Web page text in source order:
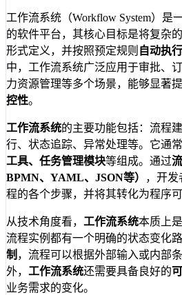
工作流系统（Workflow System）是
的软件平台，其核心目标是将复杂
形式定义，并按照预定规则 自动执行
中，工作流系统广泛应用于审批、
力资源管理等多个场景，能够显著
控性。
工作流系统的主要功能包括：流程
行、状态追踪、异常处理等。它通
工具、任务管理模块等组成。通过
BPMN、YAML、JSON等）
，开
程的各个步骤，并将其转化为程序
从技术角度看， 工作流系统本质上
流程实例都有一个明确的状态变化
制 ，流程可以根据外部输入或内部
外， 工作流系统还需要具备良好的
业务需求的变化。